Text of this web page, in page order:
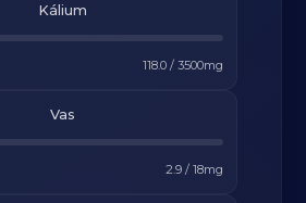
Kálium
118.0/ 3500mg
Vas
2.9/ 18mg